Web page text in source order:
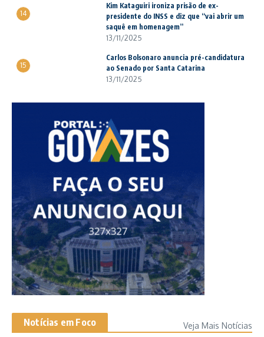
14
Kim Kataguiri ironiza prisão de ex-
presidente do INSS e diz que “vai abrir um
saquê em homenagem”
13/11/2025
15
Carlos Bolsonaro anuncia pré-candidatura
ao Senado por Santa Catarina
13/11/2025
Notícias em Foco Veja Mais Notícias